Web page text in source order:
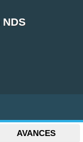
NDS
AVANCES